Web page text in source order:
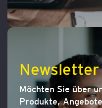
Newsletter
Möchten Sie über
Produkte,